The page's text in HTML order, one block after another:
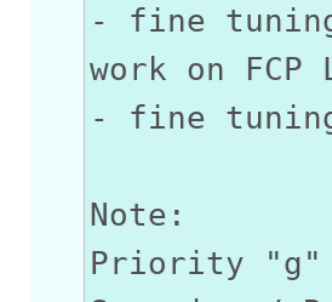
- fine
work on FCP
- fine
Note:
Priority "g"